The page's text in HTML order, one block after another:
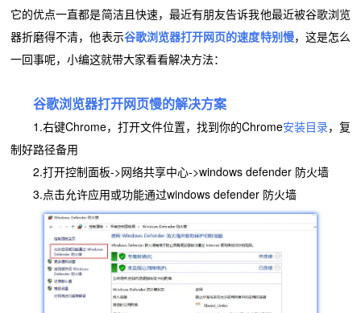
它的优点一直都是简洁且快速，最近有朋友告诉我他最近被谷歌浏览
器折磨得不清，他表示谷歌浏览器打开网页的速度特别慢，这是怎么
一回事呢，小编这就带大家看看解决方法：
谷歌浏览器打开网页慢的解决方案
1.右键Chrome，打开文件位置，找到你的Chrome安装目录，复
制好路径备用
2.打开控制面板->网络共享中心->windows defender 防火墙
3.点击允许应用或功能通过windows defender 防火墙